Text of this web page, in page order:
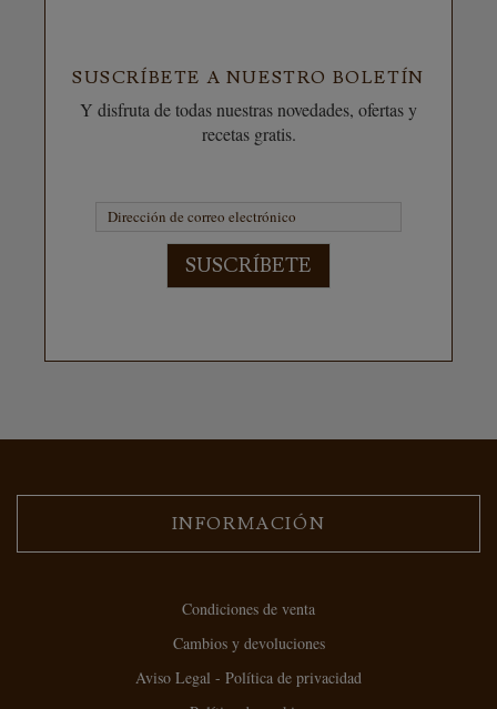
SUSCRÍBETE A NUESTRO BOLETÍN
Y disfruta de todas nuestras novedades, ofertas y
recetas gratis.
SUSCRÍBETE
INFORMACIÓN
Condiciones de venta
Cambios y devoluciones
Aviso Legal - Política de privacidad